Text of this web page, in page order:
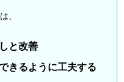
、
と改善
きるように工夫する